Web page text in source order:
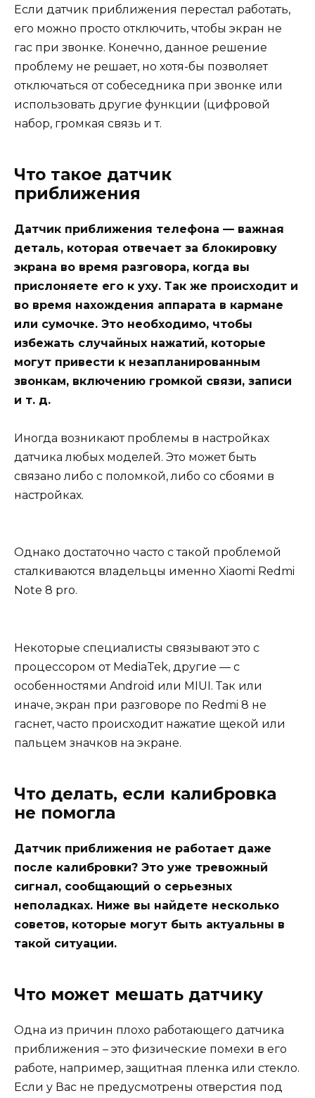
Если датчик приближения перестал работать,
его можно просто отключить, чтобы экран не
гас при звонке. Конечно, данное решение
проблему не решает, но хотя-бы позволяет
отключаться от собеседника при звонке или
использовать другие функции (цифровой
набор, громкая связь и т.
Что такое датчик
приближения
Датчик приближения телефона — важная
деталь, которая отвечает за блокировку
экрана во время разговора, когда вы
прислоняете его к уху. Так же происходит и
во время нахождения аппарата в кармане
или сумочке. Это необходимо, чтобы
избежать случайных нажатий, которые
могут привести к незапланированным
звонкам, включению громкой связи, записи
и т. д.
Иногда возникают проблемы в настройках
датчика любых моделей. Это может быть
связано либо с поломкой, либо со сбоями в
настройках.
Однако достаточно часто с такой проблемой
сталкиваются владельцы именно Xiaomi Redmi
Note 8 pro.
Некоторые специалисты связывают это с
процессором от MediaTek, другие — с
особенностями Android или MIUI. Так или
иначе, экран при разговоре по Redmi 8 не
гаснет, часто происходит нажатие щекой или
пальцем значков на экране.
Что делать, если калибровка
не помогла
Датчик приближения не работает даже
после калибровки? Это уже тревожный
сигнал, сообщающий о серьезных
неполадках. Ниже вы найдете несколько
советов, которые могут быть актуальны в
такой ситуации.
Что может мешать датчику
Одна из причин плохо работающего датчика
приближения – это физические помехи в его
работе, например, защитная пленка или стекло.
Если у Вас не предусмотрены отверстия под